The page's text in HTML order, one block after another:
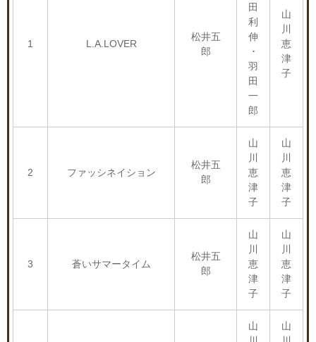
1 L.A.LOVER
松井五
郎
田
利
伸
･
羽
田
一
郎
山
川
恵
津
子
2 ファッシネイション
松井五
郎
山
川
恵
津
子
山
川
恵
津
子
3 蒼いサマータイム
松井五
郎
山
川
恵
津
子
山
川
恵
津
子
山
山